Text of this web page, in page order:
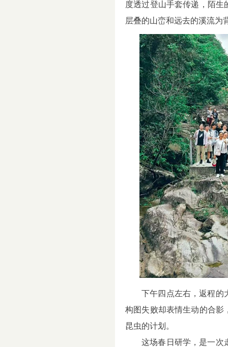
度透过登山手套传递，陌
层叠的山峦和远去的溪流为
下午四点左右，返程的
构图失败却表情生动的合影
昆虫的计划。
这场春日研学，是一次